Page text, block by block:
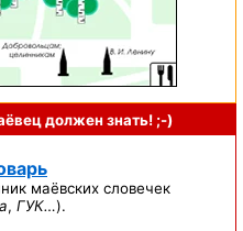
должензнать! ;-)
маёвских словечек
, ГУК…).